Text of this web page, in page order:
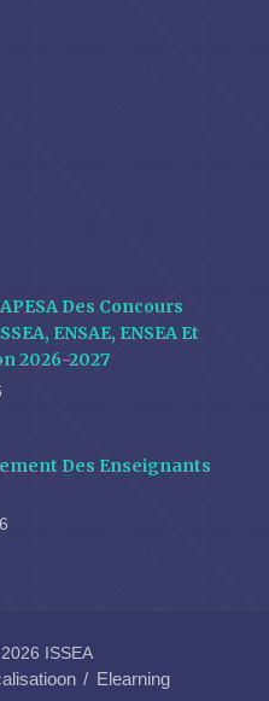
Des Concours
ENSAE, ENSEA Et
2026-2027
Des Enseignants
ISSEA
Elearning